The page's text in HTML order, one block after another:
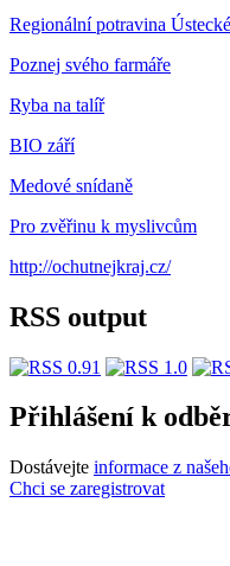
Regionální potravina
Poznej svého farmáře
Ryba na talíř
BIO září
Medové snídaně
Pro zvěřinu k myslivcům
http://ochutnejkraj.cz/
RSS output
Přihlášení k
Dostávejte informace z
Chci se zaregistrovat